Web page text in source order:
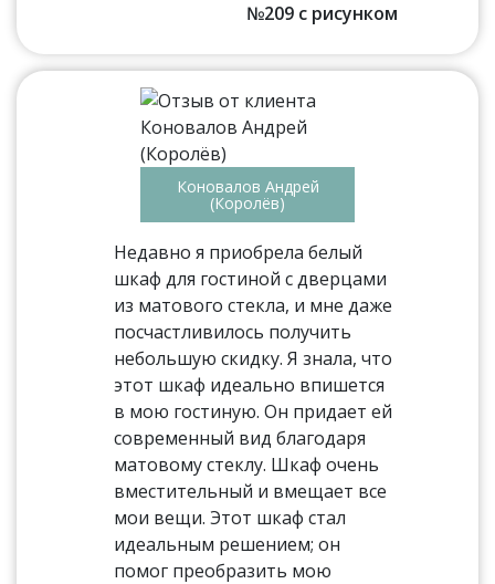
№209 с рисунком
Коновалов Андрей
(Королёв)
Недавно я приобрела белый
шкаф для гостиной с дверцами
из матового стекла, и мне даже
посчастливилось получить
небольшую скидку. Я знала, что
этот шкаф идеально впишется
в мою гостиную. Он придает ей
современный вид благодаря
матовому стеклу. Шкаф очень
вместительный и вмещает все
мои вещи. Этот шкаф стал
идеальным решением; он
помог преобразить мою